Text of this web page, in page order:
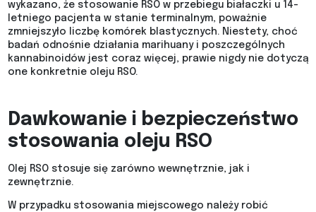
wykazano, że stosowanie RSO w przebiegu białaczki u 14-
letniego pacjenta w stanie terminalnym, poważnie
zmniejszyło liczbę komórek blastycznych. Niestety, choć
badań odnośnie działania marihuany i poszczególnych
kannabinoidów jest coraz więcej, prawie nigdy nie dotyczą
one konkretnie oleju RSO.
Dawkowanie i bezpieczeństwo
stosowania oleju RSO
Olej RSO stosuje się zarówno wewnętrznie, jak i
zewnętrznie.
W przypadku stosowania miejscowego należy robić